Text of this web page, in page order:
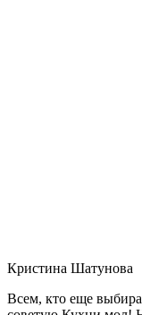
Кристина Шатунова
Всем, кто еще